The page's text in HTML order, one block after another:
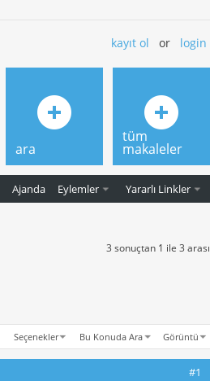
kayıt ol or login
Ajanda Eylemler Yararlı Linkler
ara
tüm
makaleler
3 sonuçtan 1 ile 3 arası
Seçenekler Bu Konuda Ara Görüntü
#1